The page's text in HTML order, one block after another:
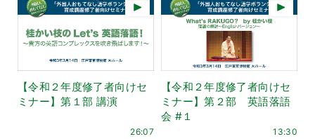
【令和２年度修了者向けセ
ミナー】第１部 講演
26:07
【令和２年度修了者向けセ
ミナー】第２部 英語落語
会 #１
13:30